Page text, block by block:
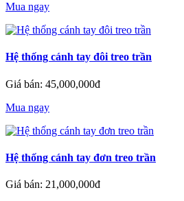
Mua ngay
Hệ thống cánh tay đôi treo trần
Giá bán: 45,000,000đ
Mua ngay
Hệ thống cánh tay đơn treo trần
Giá bán: 21,000,000đ